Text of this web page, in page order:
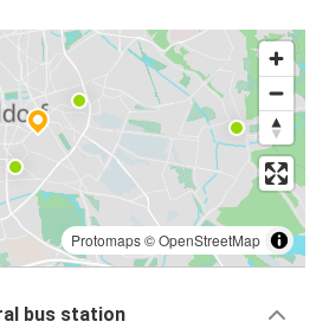
Protomaps©OpenStreetMap
bus station